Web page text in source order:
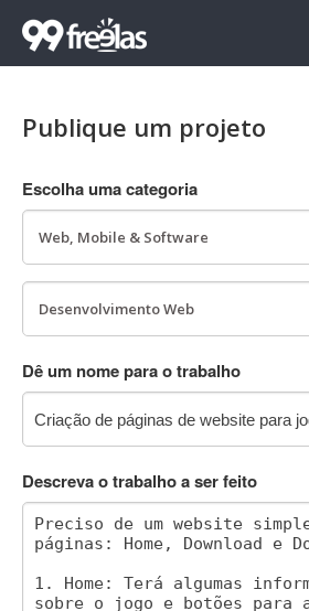
Publique um projeto
Escolha uma categoria
Dê um nome para o trabalho
Descreva o trabalho a ser feito